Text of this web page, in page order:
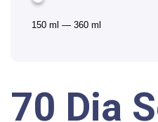
70 Dia
150 ml — 360 ml